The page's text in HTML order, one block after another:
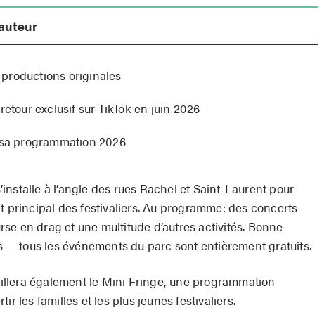
productions originales
exclusif sur TikTok en juin 2026
programmation 2026
à l’angle des rues Rachel et Saint-Laurent pour
principal des festivaliers. Au programme: des concerts
en drag et une multitude d’autres activités. Bonne
— tous les événements du parc sont entièrement gratuits.
également le Mini Fringe, une programmation
les familles et les plus jeunes festivaliers.